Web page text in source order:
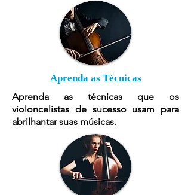
Aprenda as Técnicas
Aprenda as técnicas que os
violoncelistas de sucesso usam para
abrilhantar suas músicas.